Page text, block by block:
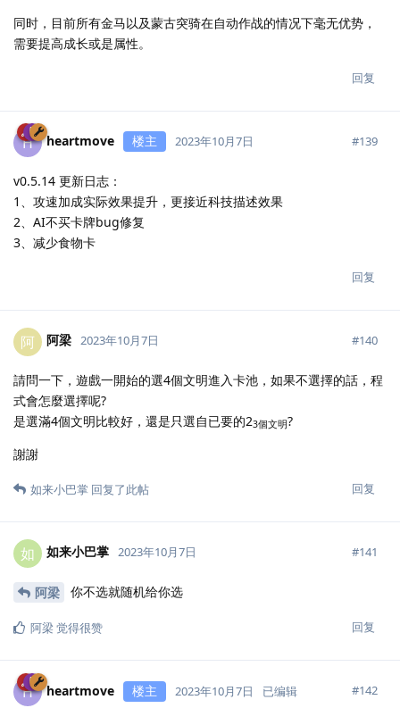
同时，目前所有金马以及蒙古突骑在自动作战的情况下毫无优势，
需要提高成长或是属性。
回复
H heartmove 楼主 2023年10月7日 #139
v0.5.14 更新日志：
1、攻速加成实际效果提升，更接近科技描述效果
2、AI不买卡牌bug修复
3、减少食物卡
回复
阿 阿梁 2023年10月7日 #140
請問一下，遊戲一開始的選4個文明進入卡池，如果不選擇的話，程
式會怎麼選擇呢?
是選滿4個文明比較好，還是只選自已要的23個文明?
謝謝
回复
如来小巴掌 回复了此帖
如 如来小巴掌 2023年10月7日 #141
阿梁 你不选就随机给你选
回复
阿梁 觉得很赞
H heartmove 楼主 2023年10月7日 已编辑 #142